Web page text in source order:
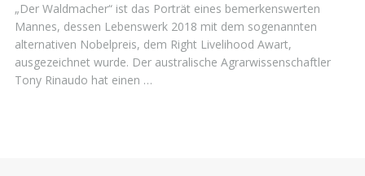
„Der Waldmacher“ ist das Porträt eines bemerkenswerten
Mannes, dessen Lebenswerk 2018 mit dem sogenannten
alternativen Nobelpreis, dem Right Livelihood Awart,
ausgezeichnet wurde. Der australische Agrarwissenschaftler
Tony Rinaudo hat einen …